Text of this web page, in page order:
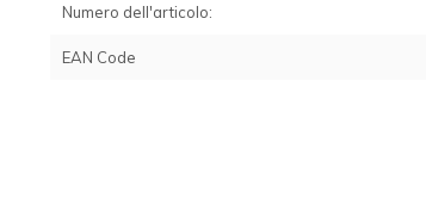
Numero dell'articolo:
EAN Code